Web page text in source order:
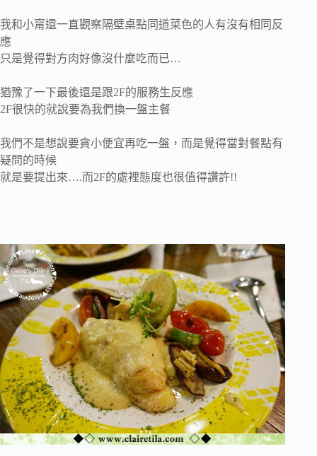
我和小甯還一直觀察隔壁桌點同道菜色的人有沒有相同反
應
只是覺得對方肉好像沒什麼吃而已…
猶豫了一下最後還是跟2F的服務生反應
2F很快的就說要為我們換一盤主餐
我們不是想說要貪小便宜再吃一盤，而是覺得當對餐點有
疑問的時候
就是要提出來….而2F的處裡態度也很值得讚許!!